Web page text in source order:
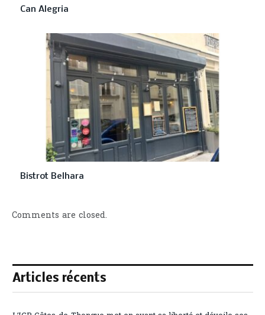
Can Alegria
Bistrot Belhara
Comments are closed.
Articles récents